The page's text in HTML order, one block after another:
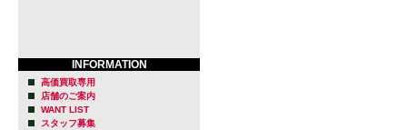
INFORMATION
高価買取専用
店舗のご案内
WANT LIST
スタッフ募集